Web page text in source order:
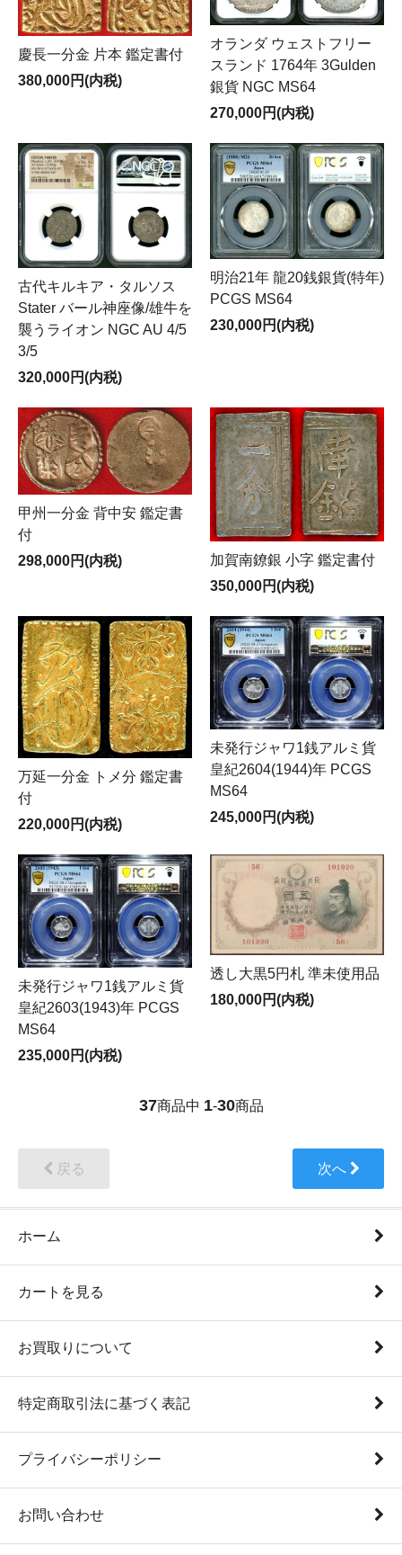
慶長一分金 片本 鑑定書付
380,000円(内税)
オランダ ウェストフリー
スランド 1764年 3Gulden
銀貨 NGC MS64
270,000円(内税)
古代キルキア・タルソス
Stater バール神座像/雄牛を
襲うライオン NGC AU 4/5
3/5
320,000円(内税)
明治21年 龍20銭銀貨(特年)
PCGS MS64
230,000円(内税)
甲州一分金 背中安 鑑定書
付
298,000円(内税)
加賀南鐐銀 小字 鑑定書付
350,000円(内税)
万延一分金 トメ分 鑑定書
付
220,000円(内税)
未発行ジャワ1銭アルミ貨
皇紀2604(1944)年 PCGS
MS64
245,000円(内税)
未発行ジャワ1銭アルミ貨
皇紀2603(1943)年 PCGS
MS64
235,000円(内税)
透し大黒5円札 準未使用品
180,000円(内税)
37商品中 1-30商品
戻る 次へ
ホーム
カートを見る
お買取りについて
特定商取引法に基づく表記
プライバシーポリシー
お問い合わせ